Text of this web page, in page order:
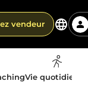
vendeur
Vie